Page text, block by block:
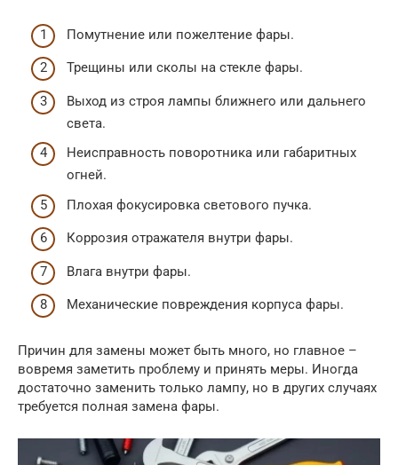
Помутнение или пожелтение фары.
Трещины или сколы на стекле фары.
Выход из строя лампы ближнего или дальнего
света.
Неисправность поворотника или габаритных
огней.
Плохая фокусировка светового пучка.
Коррозия отражателя внутри фары.
Влага внутри фары.
Механические повреждения корпуса фары.
Причин для замены может быть много, но главное –
вовремя заметить проблему и принять меры. Иногда
достаточно заменить только лампу, но в других случаях
требуется полная замена фары.